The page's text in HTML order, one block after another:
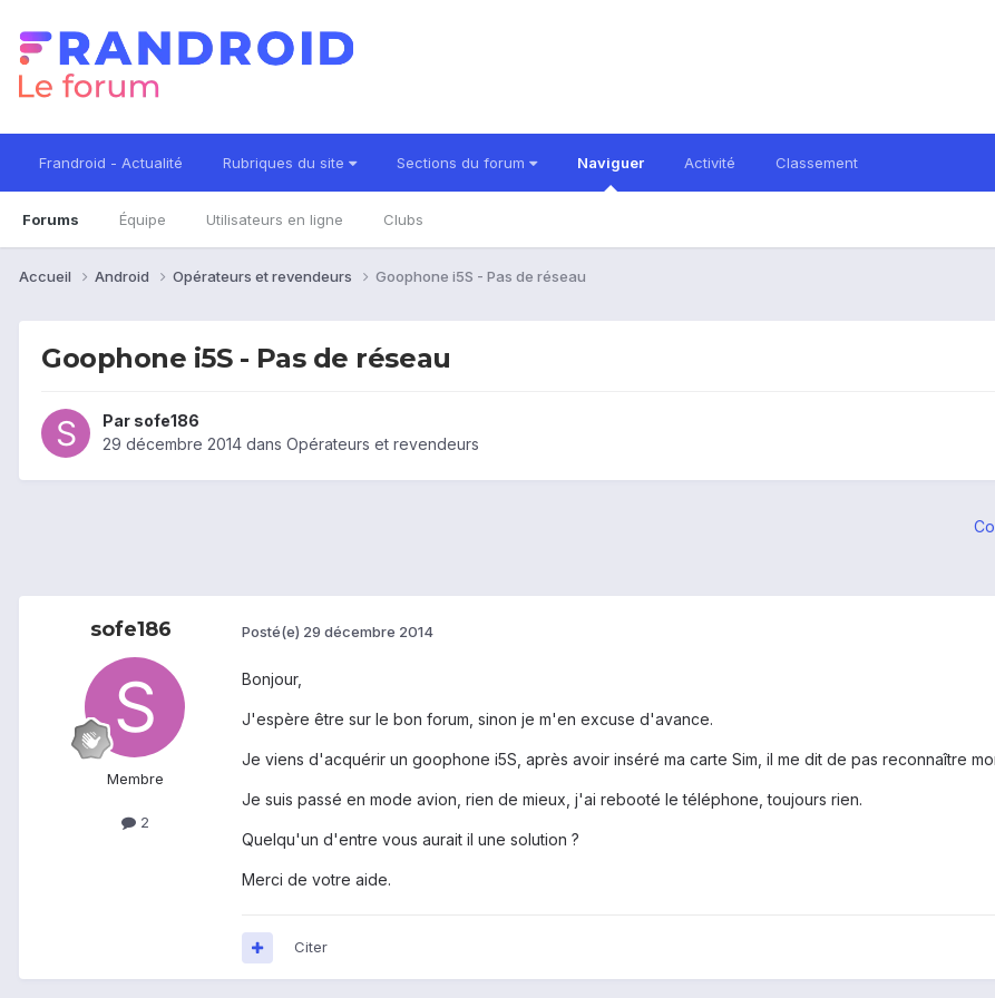
Frandroid - Actualité Rubriques du site Sections du forum Naviguer
Forums Équipe Utilisateurs en ligne Clubs
Activité Classement
Accueil Android Opérateurs et revendeurs Goophone i5S - Pas de réseau
Goophone i5S - Pas de réseau
Par sofe186
29 décembre 2014 dans Opérateurs et revendeurs
sofe186
Membre
2
Posté(e) 29 décembre 2014
Bonjour,
J'espère être sur le bon forum, sinon je m'en excuse d'avance.
Je viens d'acquérir un goophone i5S, après avoir inséré ma carte Sim, il me dit de pas reconnaître
Je suis passé en mode avion, rien de mieux, j'ai rebooté le téléphone, toujours rien.
Quelqu'un d'entre vous aurait il une solution ?
Merci de votre aide.
Citer